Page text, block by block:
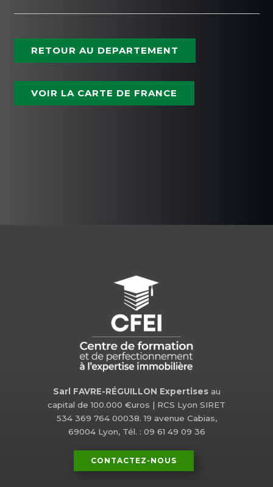
RETOUR AU DEPARTEMENT
VOIR LA CARTE DE FRANCE
Sarl FAVRE-RÉGUILLON Expertisesau
capital de 100.000 €uros | RCS Lyon SIRET
534 369 764 00038. 19 avenue Cabias,
69004 Lyon, Tél. : 09 61 49 09 36
CONTACTEZ-NOUS